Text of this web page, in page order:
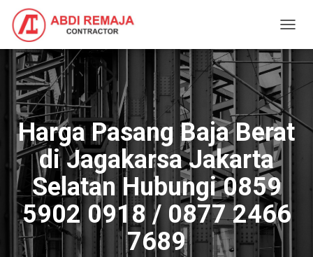
O
G
L
E
N
A
V
I
O
Harga Pasang Baja Berat
di Jagakarsa Jakarta
Selatan Hubungi 0859
5902 0918 / 0877 2466
7689